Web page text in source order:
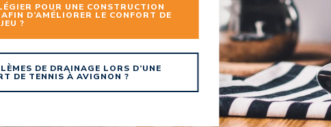
POUR UNE CONSTRUCTION
D’AMÉLIORER LE CONFORT DE
JEU ?
DE DRAINAGE LORS D’UNE
DE TENNIS À AVIGNON ?